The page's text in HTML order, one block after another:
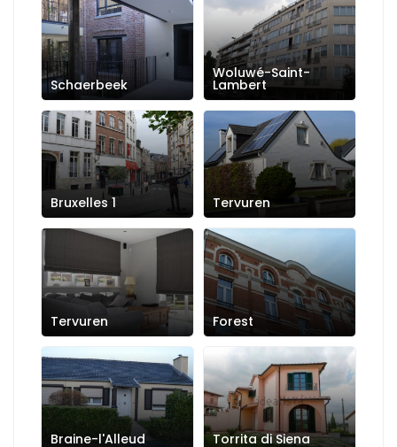
Schaerbeek
Woluwé-Saint-
Lambert
Bruxelles 1 Tervuren
Tervuren Forest
Braine-l'Alleud Torrita di Siena